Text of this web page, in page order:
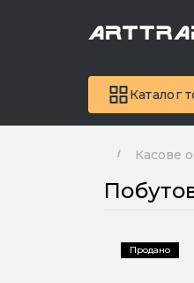
Каталог
Касове
Продано